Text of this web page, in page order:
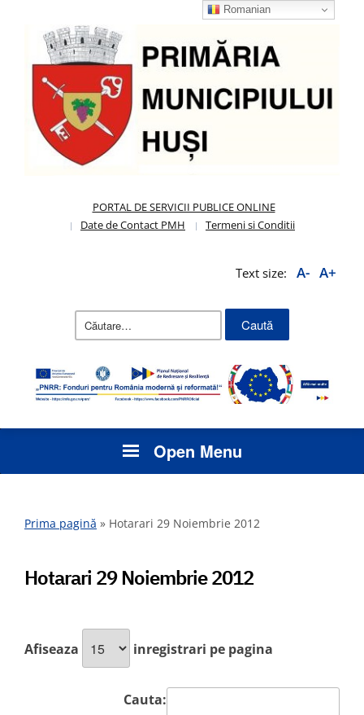
PORTAL DE SERVICII PUBLICE ONLINE
Date de Contact PMH
Termeni si Conditii
Text size: A- A+
Caută
Open Menu
Prima pagină » Hotarari 29 Noiembrie 2012
Hotarari 29 Noiembrie 2012
Afiseaza inregistrari pe pagina
Cauta:
Romanian